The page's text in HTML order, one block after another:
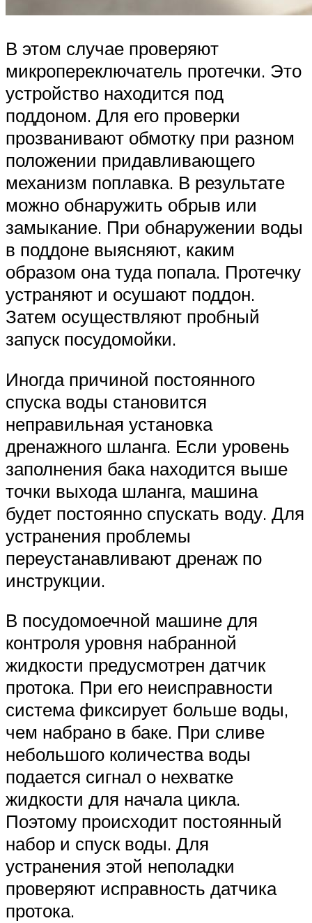
В этом случае проверяют
микропереключатель протечки. Это
устройство находится под
поддоном. Для его проверки
прозванивают обмотку при разном
положении придавливающего
механизм поплавка. В результате
можно обнаружить обрыв или
замыкание. При обнаружении воды
в поддоне выясняют, каким
образом она туда попала. Протечку
устраняют и осушают поддон.
Затем осуществляют пробный
запуск посудомойки.
Иногда причиной постоянного
спуска воды становится
неправильная установка
дренажного шланга. Если уровень
заполнения бака находится выше
точки выхода шланга, машина
будет постоянно спускать воду. Для
устранения проблемы
переустанавливают дренаж по
инструкции.
В посудомоечной машине для
контроля уровня набранной
жидкости предусмотрен датчик
протока. При его неисправности
система фиксирует больше воды,
чем набрано в баке. При сливе
небольшого количества воды
подается сигнал о нехватке
жидкости для начала цикла.
Поэтому происходит постоянный
набор и спуск воды. Для
устранения этой неполадки
проверяют исправность датчика
протока.